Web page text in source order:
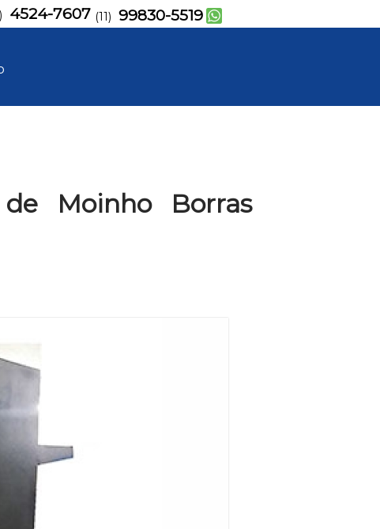
4524-7607 (11) 99830-5519
Moinho Borras